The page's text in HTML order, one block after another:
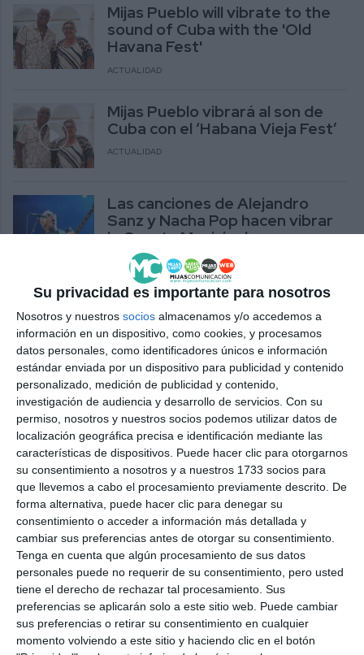
Su privacidad es importante para nosotros
Nosotros y nuestros socios almacenamos y/o accedemos a
información en un dispositivo, como cookies, y procesamos
datos personales, como identificadores únicos e información
estándar enviada por un dispositivo para publicidad y contenido
personalizado, medición de publicidad y contenido,
investigación de audiencia y desarrollo de servicios. Con su
permiso, nosotros y nuestros socios podemos utilizar datos de
localización geográfica precisa e identificación mediante las
características de dispositivos. Puede hacer clic para otorgarnos
su consentimiento a nosotros y a nuestros 1733 socios para
que llevemos a cabo el procesamiento previamente descrito. De
forma alternativa, puede hacer clic para denegar su
consentimiento o acceder a información más detallada y
cambiar sus preferencias antes de otorgar su consentimiento.
Tenga en cuenta que algún procesamiento de sus datos
personales puede no requerir de su consentimiento, pero usted
tiene el derecho de rechazar tal procesamiento. Sus
preferencias se aplicarán solo a este sitio web. Puede cambiar
sus preferencias o retirar su consentimiento en cualquier
momento volviendo a este sitio y haciendo clic en el botón
Mijas Pueblo will vibrate to the
sound of Cuba with the 'Old
Havana Fest'
ACTUALIDAD
Mijas Pueblo vibrará al son de
Cuba con el ‘Habana Vieja Fest’
ACTUALIDAD
Las canciones de Alejandro
Sanz y Nacha Pop hacen vibrar
la Caseta Municipal
ACTUALIDAD
Mijas vibrará con ritmo, sabor,
cultura y flamenco este fin de
semana
La academia de baile La
Buenavibra celebra en el teatro
su gala de fin de curso
ACTUALIDAD
La Buenavibra despide el curso
con el espectáculo Tributo Al-
Ándalus
ACTUALIDAD
The vibrant spirit of the
Gastrolatino Festival takes over
La Cala